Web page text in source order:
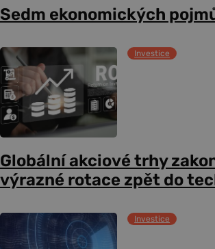
Sedm ekonomických
Investice
Globální akciové trhy
výrazné rotace zpět do
Investice